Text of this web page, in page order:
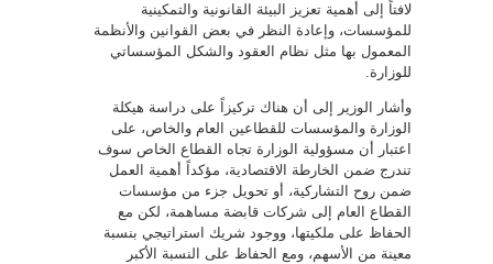
لافتاً إلى أهمية تعزيز البيئة القانونية والتمكينية
للمؤسسات، وإعادة النظر في بعض القوانين والأنظمة
المعمول بها مثل نظام العقود والشكل المؤسساتي
للوزارة.
وأشار الوزير إلى أن هناك تركيزاً على دراسة هيكلة
الوزارة والمؤسسات للقطاعين العام والخاص، على
اعتبار أن مسؤولية الوزارة تجاه القطاع الخاص سوف
تندرج ضمن الخارطة الاقتصادية، مؤكداً أهمية العمل
ضمن روح التشاركية، أو تحويل جزء من مؤسسات
القطاع العام إلى شركات قابضة مساهمة، لكن مع
الحفاظ على ملكيتها، ووجود شريك استراتيجي بنسبة
معينة من الأسهم، ومع الحفاظ على النسبة الأكبر